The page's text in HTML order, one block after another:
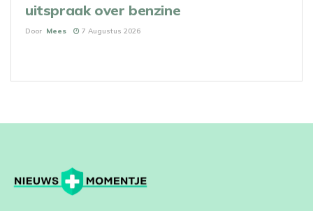
uitspraak over benzine
Door Mees 7 Augustus 2026